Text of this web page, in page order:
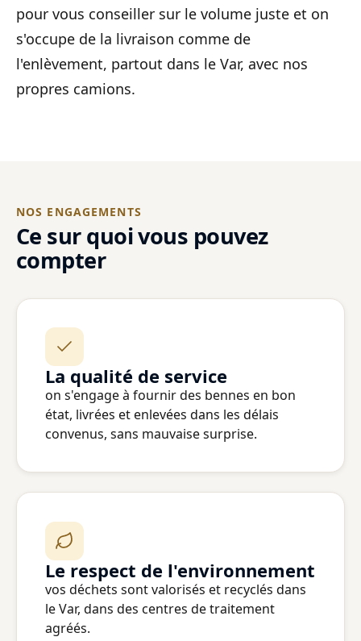
pour vous conseiller sur le volume juste et on
s'occupe de la livraison comme de
l'enlèvement, partout dans le Var, avec nos
propres camions.
NOS ENGAGEMENTS
Ce sur quoi vous pouvez
compter
La qualité de service
on s'engage à fournir des bennes en bon
état, livrées et enlevées dans les délais
convenus, sans mauvaise surprise.
Le respect de l'environnement
vos déchets sont valorisés et recyclés dans
le Var, dans des centres de traitement
agréés.